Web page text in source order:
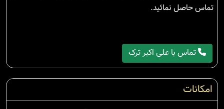
تماس حاصل نمائید.
تماس با علی اکبر ترک
امکانات